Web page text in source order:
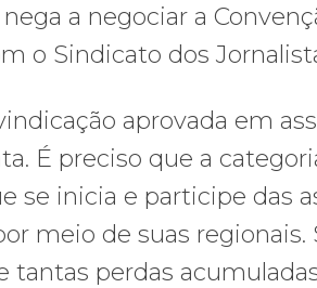
a negociar a
o Sindicato dos
aprovada em
É preciso que a
se inicia e participe das
meio de suas regionais.
perdas